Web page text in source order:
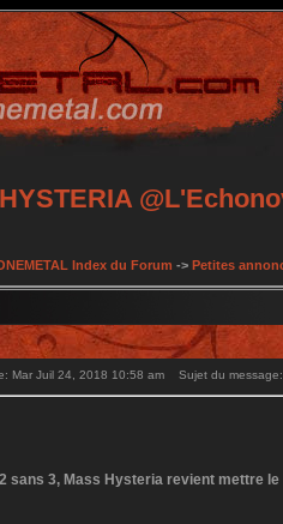
Index du Forum -> Petites
Mar Juil 24, 2018 10:58 am Sujet du
sans 3, Mass Hysteria revient mettre le